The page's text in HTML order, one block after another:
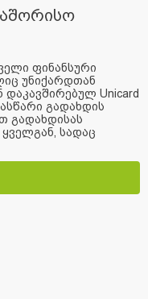
ფინანსური
უნიქარდთან
Unicard
გადახდის
გადახდისას
სადაც